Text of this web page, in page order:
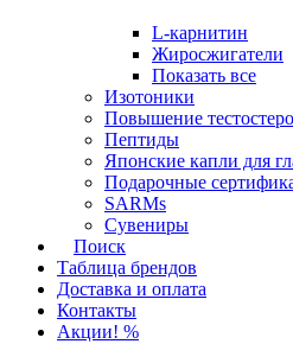
L-карнитин
Жиросжигатели
Показать все
Изотоники
Повышение
Пептиды
Японские капли для
Подарочные
SARMs
Сувениры
Поиск
Таблица брендов
Доставка и оплата
Контакты
Акции! %